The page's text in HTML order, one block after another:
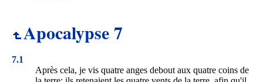
Apocalypse 7
7.1
Après cela, je vis quatre anges debout aux quatre coins de